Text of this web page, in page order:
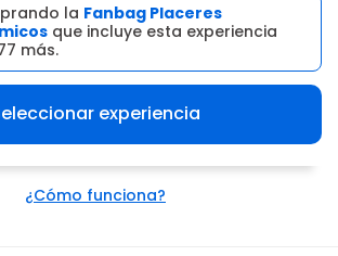
la Fanbag Placeres
que incluye esta experiencia
más.
experiencia
¿Cómo funciona?